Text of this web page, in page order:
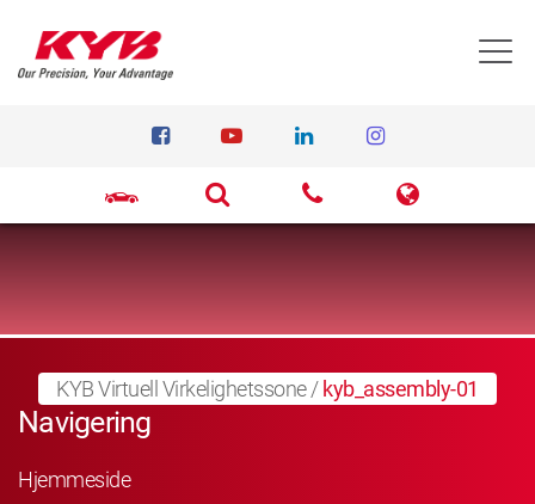
KYB Virtuell Virkelighetssone/ kyb_assembly-01
Navigering
Hjemmeside